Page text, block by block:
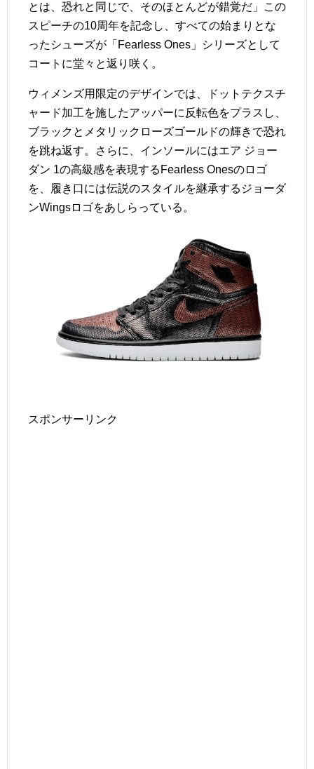
とは、恐れと同じで、そのほとんどが錯覚だ」この
スピーチの10周年を記念し、すべての始まりとな
ったシューズが「Fearless Ones」シリーズとして
コートに堂々と返り咲く。
ウィメンズ用限定のデザインでは、ドットテクスチ
ャード加工を施したアッパーに反転色をプラスし、
ブラックとメタリックローズゴールドの輝きで恐れ
を跳ね返す。さらに、インソールにはエア ジョー
ダン 1の高級感を表現するFearless Onesのロゴ
を、履き口には伝説のスタイルを継承するジョーダ
ンWingsロゴをあしらっている。
スポンサーリンク